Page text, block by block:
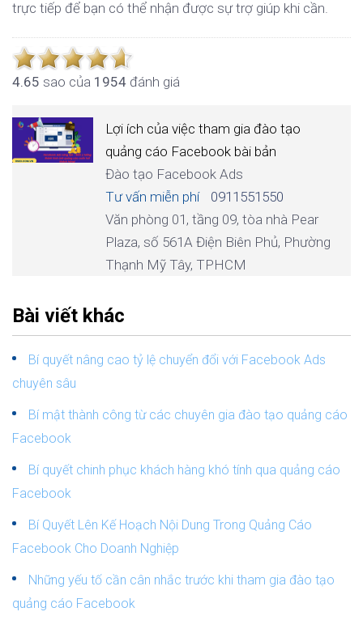
trực tiếp để bạn có thể nhận được sự trợ giúp khi cần.
4.65 sao của 1954 đánh giá
Lợi ích của việc tham gia đào tạo
quảng cáo Facebook bài bản
Đào tạo Facebook Ads
Tư vấn miễn phí
0911551550
Văn phòng 01, tầng 09, tòa nhà Pear
Plaza, số 561A Điện Biên Phủ, Phường
Thạnh Mỹ Tây, TPHCM
Bài viết khác
Bí quyết nâng cao tỷ lệ chuyển đổi với Facebook Ads
chuyên sâu
Bí mật thành công từ các chuyên gia đào tạo quảng cáo
Facebook
Bí quyết chinh phục khách hàng khó tính qua quảng cáo
Facebook
Bí Quyết Lên Kế Hoạch Nội Dung Trong Quảng Cáo
Facebook Cho Doanh Nghiệp
Những yếu tố cần cân nhắc trước khi tham gia đào tạo
quảng cáo Facebook